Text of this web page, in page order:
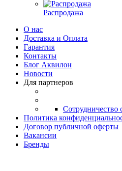
Распродажа
О нас
Доставка и Оплата
Гарантия
Контакты
Блог Аквилон
Новости
Для партнеров
Сотрудничество
Политика
Договор публичной оферты
Вакансии
Бренды